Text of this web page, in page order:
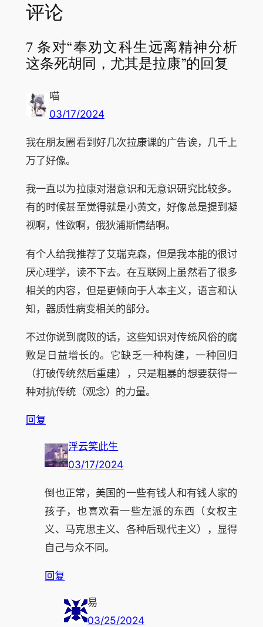
评论
7 条对“奉劝文科生远离精神分析
这条死胡同，尤其是拉康”的回复
喵
03/17/2024
我在朋友圈看到好几次拉康课的广告诶，几千上
万了好像。
我一直以为拉康对潜意识和无意识研究比较多。
有的时候甚至觉得就是小黄文，好像总是提到凝
视啊，性欲啊，俄狄浦斯情结啊。
有个人给我推荐了艾瑞克森，但是我本能的很讨
厌心理学，读不下去。在互联网上虽然看了很多
相关的内容，但是更倾向于人本主义，语言和认
知，器质性病变相关的部分。
不过你说到腐败的话，这些知识对传统风俗的腐
败是日益增长的。它缺乏一种构建，一种回归
（打破传统然后重建），只是粗暴的想要获得一
种对抗传统（观念）的力量。
回复
浮云笑此生
03/17/2024
倒也正常，美国的一些有钱人和有钱人家的
孩子，也喜欢看一些左派的东西（女权主
义、马克思主义、各种后现代主义），显得
自己与众不同。
回复
易
03/25/2024